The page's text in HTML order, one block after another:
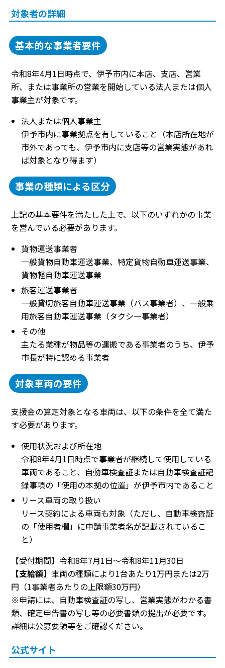
対象者の詳細
基本的な事業者要件
令和8年4月1日時点で、伊予市内に本店、支店、営業
所、または事業所の営業を開始している法人または個人
事業主が対象です。
法人または個人事業主
伊予市内に事業拠点を有していること（本店所在地が
市外であっても、伊予市内に支店等の営業実態があれ
ば対象となり得ます）
事業の種類による区分
上記の基本要件を満たした上で、以下のいずれかの事業
を営んでいる必要があります。
貨物運送事業者
一般貨物自動車運送事業、特定貨物自動車運送事業、
貨物軽自動車運送事業
旅客運送事業者
一般貸切旅客自動車運送事業（バス事業者）、一般乗
用旅客自動車運送事業（タクシー事業者）
その他
主たる業種が物品等の運搬である事業者のうち、伊予
市長が特に認める事業者
対象車両の要件
支援金の算定対象となる車両は、以下の条件を全て満た
す必要があります。
使用状況および所在地
令和8年4月1日時点で事業者が継続して使用している
車両であること、自動車検査証または自動車検査証記
録事項の「使用の本拠の位置」が伊予市内であること
リース車両の取り扱い
リース契約による車両も対象（ただし、自動車検査証
の「使用者欄」に申請事業者名が記載されているこ
と）
【受付期間】令和8年7月1日～令和8年11月30日
【支給額】 車両の種類により1台あたり1万円または2万
円（1事業者あたりの上限額30万円）
※申請には、自動車検査証の写し、営業実態がわかる書
類、確定申告書の写し等の必要書類の提出が必要です。
詳細は公募要領等をご確認ください。
公式サイト